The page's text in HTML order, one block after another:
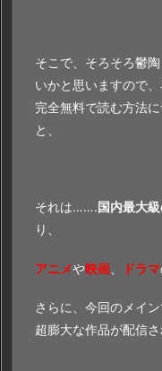
そこで、そろそろ鬱
いかと思いますので
完全無料で読む方法
と、
それは…….国内最大
り、
アニメや映画 ドラマ
さらに、今回のメイン
超膨大な作品が配信さ